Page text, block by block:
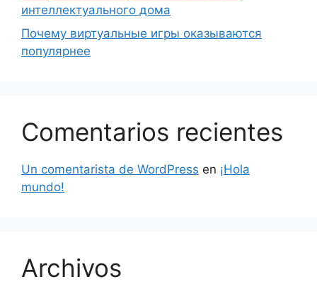
интеллектуального дома
Почему виртуальные игры оказываются
популярнее
Comentarios recientes
Un comentarista de WordPress en ¡Hola
mundo!
Archivos